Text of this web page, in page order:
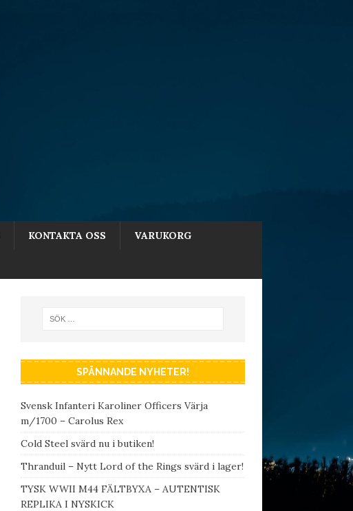
KONTAKTA OSS VARUKORG
SPÄNNANDE NYHETER!
Svensk Infanteri Karoliner Officers Värja
m/1700 – Carolus Rex
Cold Steel svärd nu i butiken!
Thranduil – Nytt Lord of the Rings svärd i lager!
TYSK WWII M44 FÄLTBYXA – AUTENTISK
REPLIKA I NYSKICK